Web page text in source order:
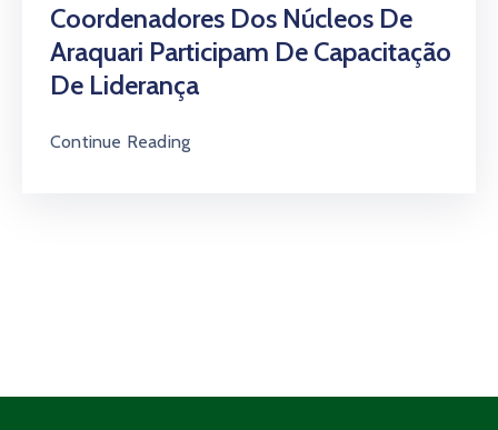
Coordenadores Dos Núcleos De
Araquari Participam De Capacitação
De Liderança
Continue Reading